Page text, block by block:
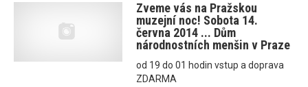
Zveme vás na Pražskou
muzejní noc! Sobota 14.
června 2014 ... Dům
národnostních menšin v Praze
od 19 do 01 hodin vstup a doprava
ZDARMA